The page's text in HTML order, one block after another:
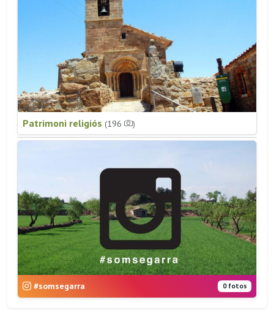
Patrimoni religiós (196 )
#somsegarra 0 fotos